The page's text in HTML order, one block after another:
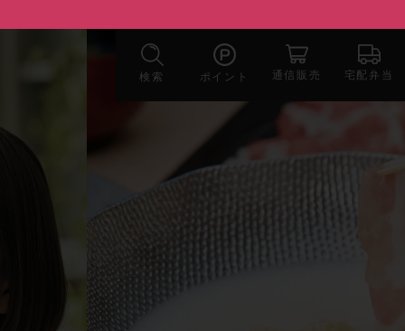
検索 ポイント 通信販売 宅配弁当